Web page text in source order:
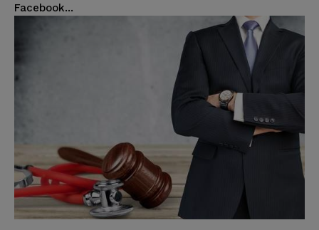
Facebook...